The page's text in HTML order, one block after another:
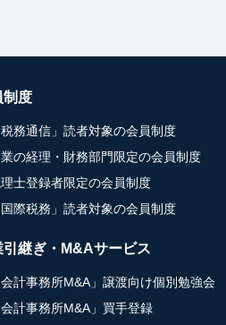
制度
税務通信」読者対象の会員制度
の経理・財務部門限定の会員制度
士登録者限定の会員制度
国際税務」読者対象の会員制度
引継ぎ・M&Aサービス
会計事務所M&A」譲渡向け個別勉強会
会計事務所M&A」買手登録